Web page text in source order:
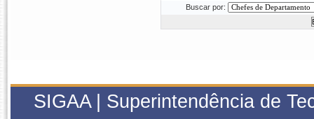
Buscar por:
SIGAA | Superintendência de